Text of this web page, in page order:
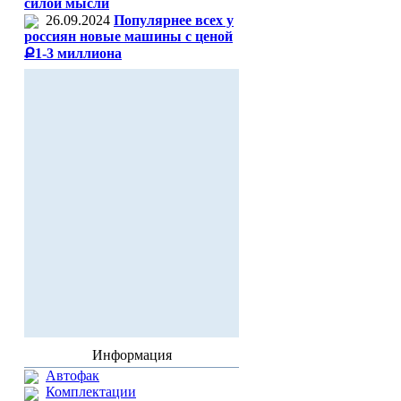
силой мысли
26.09.2024 Популярнее всех у
россиян новые машины с ценой
Ք1-3 миллиона
Информация
Автофак
Комплектации